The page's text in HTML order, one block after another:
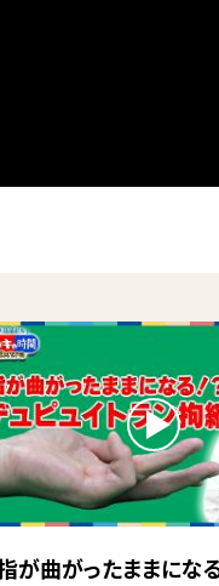
が曲がったままにな